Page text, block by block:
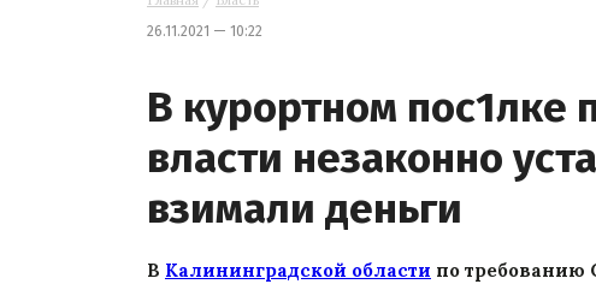
26.11.2021 — 10:22
В курортном пос1лке
власти незаконно
взимали деньги
В Калининградской области по требованию